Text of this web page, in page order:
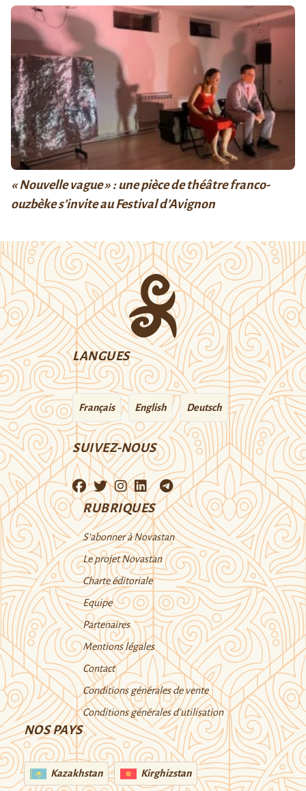
« Nouvelle vague » : une pièce de théâtre franco-
ouzbèke s’invite au Festival d’Avignon
LANGUES
Français English Deutsch
SUIVEZ-NOUS
RUBRIQUES
S’abonner à Novastan
Le projet Novastan
Charte éditoriale
Equipe
Partenaires
Mentions légales
Contact
Conditions générales de vente
Conditions générales d’utilisation
NOS PAYS
Kazakhstan Kirghizstan